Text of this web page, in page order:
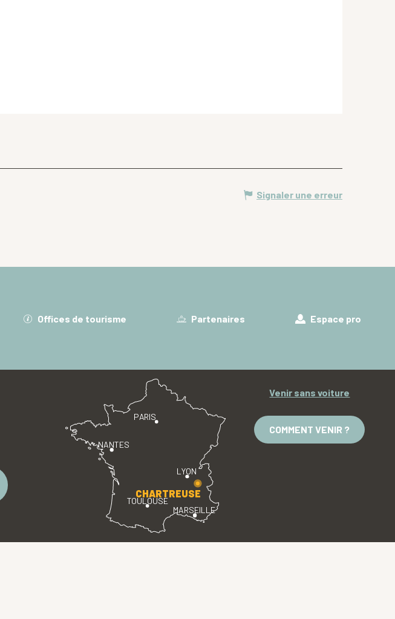
Signaler une erreur
Offices de tourisme Partenaires Espace pro
PARIS
LYON
TOULOUSE
MARSEILLE
NANTES
CHARTREUSE
Venir sans voiture
COMMENT VENIR ?